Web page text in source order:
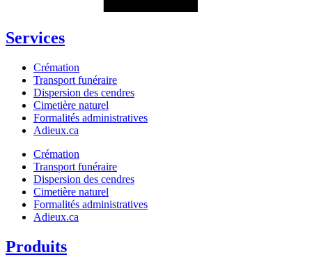
Services
Crémation
Transport funéraire
Dispersion des cendres
Cimetière naturel
Formalités administratives
Adieux.ca
Crémation
Transport funéraire
Dispersion des cendres
Cimetière naturel
Formalités administratives
Adieux.ca
Produits